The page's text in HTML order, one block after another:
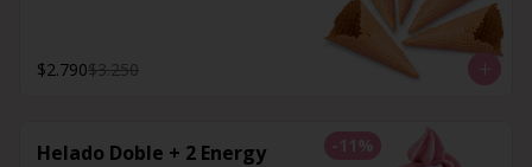
$2.790$3.250
-11 %
Helado Doble + 2 Energy